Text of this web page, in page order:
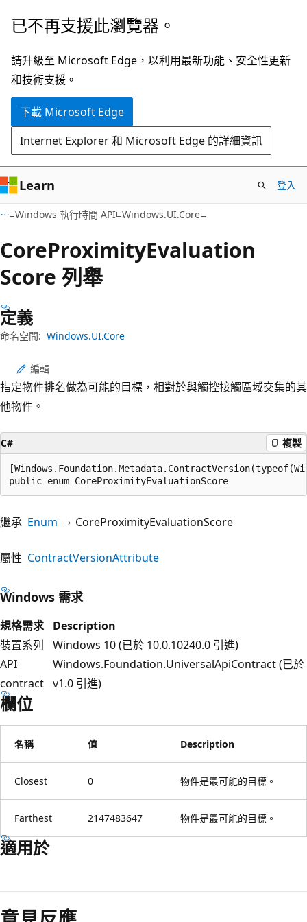
跳
主
要
內
跳
頁
面
內
覽
已不再支援此瀏覽器。
請升級至 Microsoft Edge，以利用最新功能、安全性更新
和技術支援。
下載 Microsoft Edge
Internet Explorer 和 Microsoft Edge 的詳細資訊
Learn 登入
Windows 執行時間 API Windows.UI.Core
CoreProximityEvaluation
Score 列舉
定義
命名空間: Windows.UI.Core
編輯
指定物件排名做為可能的目標，相對於與觸控接觸區域交集的其
他物件。
C# 複製
public enum CoreProximityEvaluationScore
繼承 Enum CoreProximityEvaluationScore
屬性 ContractVersionAttribute
Windows 需求
規格需求
Description
裝置系列
Windows 10 (已於 10.0.10240.0 引進)
API
contract
Windows.Foundation.UniversalApiContract (已於
v1.0 引進)
欄位
名稱 值 Description
Closest 0 物件是最可能的目標。
Farthest 2147483647 物件是最可能的目標。
適用於
讀
模